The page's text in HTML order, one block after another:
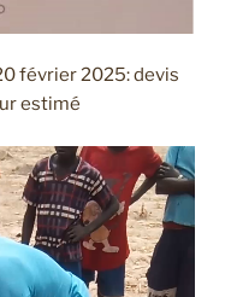
février 2025: devis
estimé